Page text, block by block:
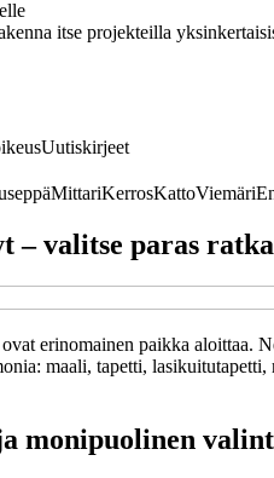
itse projekteilla
Uutiskirjeet
MittariKerrosKattoViemäri
– valitse paras
erinomainen paikka aloittaa.
maali, tapetti,
monipuolinen